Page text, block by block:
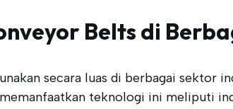
Belts di
secara luas di berbagai sektor
teknologi ini meliputi